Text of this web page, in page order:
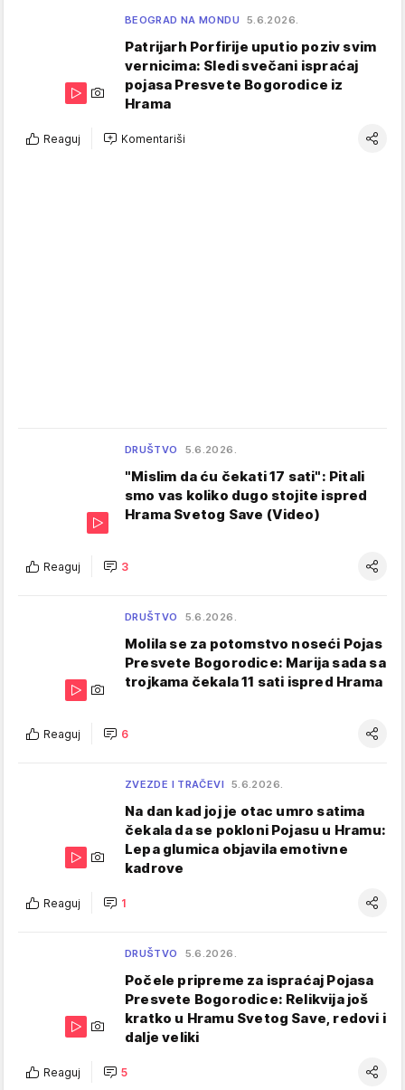
BEOGRAD NA MONDU 5.6.2026.
Patrijarh Porfirije uputio poziv svim
vernicima: Sledi svečani ispraćaj
pojasa Presvete Bogorodice iz
Hrama
Reaguj Komentariši
DRUŠTVO 5.6.2026.
"Mislim da ću čekati 17 sati": Pitali
smo vas koliko dugo stojite ispred
Hrama Svetog Save (Video)
Reaguj 3
DRUŠTVO 5.6.2026.
Molila se za potomstvo noseći Pojas
Presvete Bogorodice: Marija sada sa
trojkama čekala 11 sati ispred Hrama
Reaguj 6
ZVEZDE I TRAČEVI 5.6.2026.
Na dan kad joj je otac umro satima
čekala da se pokloni Pojasu u Hramu:
Lepa glumica objavila emotivne
kadrove
Reaguj 1
DRUŠTVO 5.6.2026.
Počele pripreme za ispraćaj Pojasa
Presvete Bogorodice: Relikvija još
kratko u Hramu Svetog Save, redovi i
dalje veliki
Reaguj 5